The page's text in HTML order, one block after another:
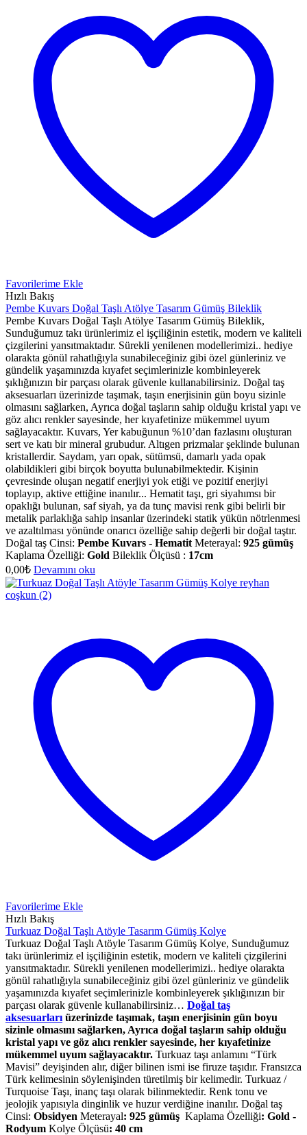
Favorilerime Ekle
Hızlı Bakış
Pembe Kuvars Doğal Taşlı Atölye Tasarım Gümüş Bileklik
Pembe Kuvars Doğal Taşlı Atölye Tasarım Gümüş Bileklik,
Sunduğumuz takı ürünlerimiz el işçiliğinin estetik, modern ve kaliteli
çizgilerini yansıtmaktadır. Sürekli yenilenen modellerimizi.. hediye
olarakta gönül rahatlığıyla sunabileceğiniz gibi özel günleriniz ve
gündelik yaşamınızda kıyafet seçimlerinizle kombinleyerek
şıklığınızın bir parçası olarak güvenle kullanabilirsiniz. Doğal taş
aksesuarları üzerinizde taşımak, taşın enerjisinin gün boyu sizinle
olmasını sağlarken, Ayrıca doğal taşların sahip olduğu kristal yapı ve
göz alıcı renkler sayesinde, her kıyafetinize mükemmel uyum
sağlayacaktır. Kuvars, Yer kabuğunun %10’dan fazlasını oluşturan
sert ve katı bir mineral grubudur. Altıgen prizmalar şeklinde bulunan
kristallerdir. Saydam, yarı opak, sütümsü, damarlı yada opak
olabildikleri gibi birçok boyutta bulunabilmektedir. Kişinin
çevresinde oluşan negatif enerjiyi yok etiği ve pozitif enerjiyi
toplayıp, aktive ettiğine inanılır... Hematit taşı, gri siyahımsı bir
opaklığı bulunan, saf siyah, ya da tunç mavisi renk gibi belirli bir
metalik parlaklığa sahip insanlar üzerindeki statik yükün nötrlenmesi
ve azaltılması yönünde onarıcı özelliğe sahip değerli bir doğal taştır.
Doğal taş Cinsi: Pembe Kuvars - Hematit Meterayal: 925 gümüş
Kaplama Özelliği: Gold Bileklik Ölçüsü : 17cm
0,00₺ Devamını oku
Favorilerime Ekle
Hızlı Bakış
Turkuaz Doğal Taşlı Atöyle Tasarım Gümüş Kolye
Turkuaz Doğal Taşlı Atöyle Tasarım Gümüş Kolye, Sunduğumuz
takı ürünlerimiz el işçiliğinin estetik, modern ve kaliteli çizgilerini
yansıtmaktadır. Sürekli yenilenen modellerimizi.. hediye olarakta
gönül rahatlığıyla sunabileceğiniz gibi özel günleriniz ve gündelik
yaşamınızda kıyafet seçimlerinizle kombinleyerek şıklığınızın bir
parçası olarak güvenle kullanabilirsiniz… Doğal taş
aksesuarları üzerinizde taşımak, taşın enerjisinin gün boyu
sizinle olmasını sağlarken, Ayrıca doğal taşların sahip olduğu
kristal yapı ve göz alıcı renkler sayesinde, her kıyafetinize
mükemmel uyum sağlayacaktır. Turkuaz taşı anlamını “Türk
Mavisi” deyişinden alır, diğer bilinen ismi ise firuze taşıdır. Fransızca
Türk kelimesinin söylenişinden türetilmiş bir kelimedir. Turkuaz /
Turquoise Taşı, inanç taşı olarak bilinmektedir. Renk tonu ve
jeolojik yapısıyla dinginlik ve huzur verdiğine inanılır. Doğal taş
Cinsi: Obsidyen Meterayal: 925 gümüş Kaplama Özelliği: Gold -
Rodyum Kolye Ölçüsü: 40 cm